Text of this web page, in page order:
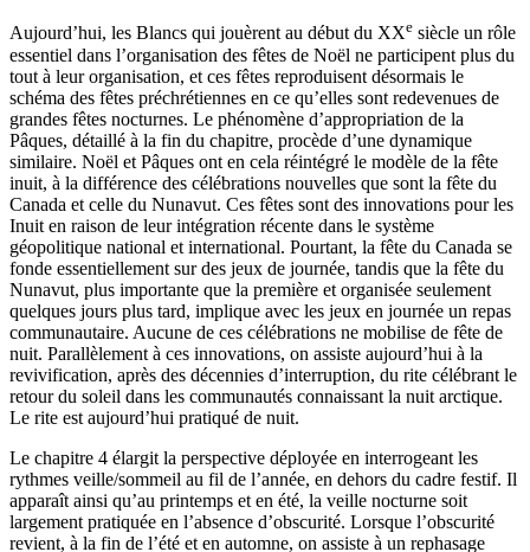
Aujourd’hui, les Blancs qui jouèrent au début du XXe siècle un rôle
essentiel dans l’organisation des fêtes de Noël ne participent plus du
tout à leur organisation, et ces fêtes reproduisent désormais le
schéma des fêtes préchrétiennes en ce qu’elles sont redevenues de
grandes fêtes nocturnes. Le phénomène d’appropriation de la
Pâques, détaillé à la fin du chapitre, procède d’une dynamique
similaire. Noël et Pâques ont en cela réintégré le modèle de la fête
inuit, à la différence des célébrations nouvelles que sont la fête du
Canada et celle du Nunavut. Ces fêtes sont des innovations pour les
Inuit en raison de leur intégration récente dans le système
géopolitique national et international. Pourtant, la fête du Canada se
fonde essentiellement sur des jeux de journée, tandis que la fête du
Nunavut, plus importante que la première et organisée seulement
quelques jours plus tard, implique avec les jeux en journée un repas
communautaire. Aucune de ces célébrations ne mobilise de fête de
nuit. Parallèlement à ces innovations, on assiste aujourd’hui à la
revivification, après des décennies d’interruption, du rite célébrant le
retour du soleil dans les communautés connaissant la nuit arctique.
Le rite est aujourd’hui pratiqué de nuit.
Le chapitre 4 élargit la perspective déployée en interrogeant les
rythmes veille/sommeil au fil de l’année, en dehors du cadre festif. Il
apparaît ainsi qu’au printemps et en été, la veille nocturne soit
largement pratiquée en l’absence d’obscurité. Lorsque l’obscurité
revient, à la fin de l’été et en automne, on assiste à un rephasage